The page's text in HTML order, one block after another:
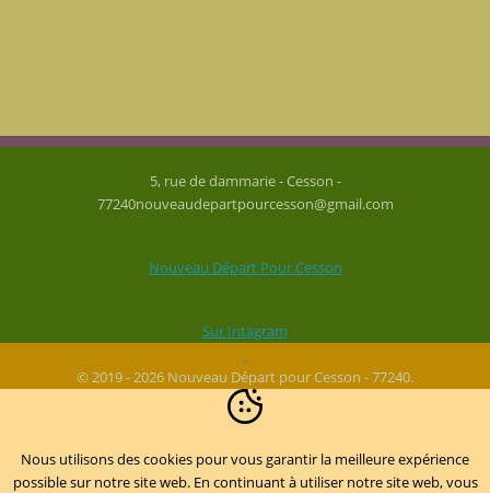
5, rue de dammarie - Cesson -
77240nouveaudepartpourcesson@gmail.com
Nouveau Départ Pour Cesson
Sur Intagram
© 2019 - 2026 Nouveau Départ pour Cesson - 77240.
Nous utilisons des cookies pour vous garantir la meilleure expérience
possible sur notre site web. En continuant à utiliser notre site web, vous